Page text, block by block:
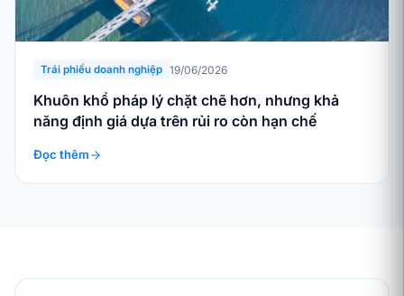
Trái phiếu doanh nghiệp 19/06/2026
Khuôn khổ pháp lý chặt chẽ hơn, nhưng khả
năng định giá dựa trên rủi ro còn hạn chế
Đọc thêm